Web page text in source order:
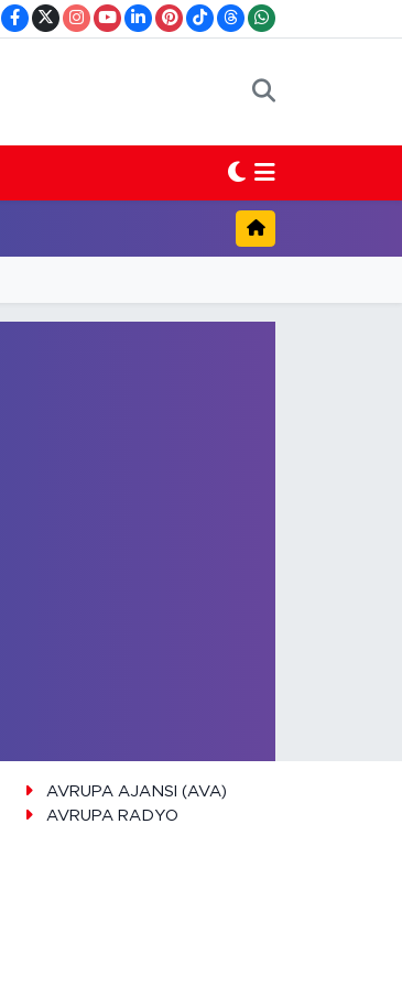
AVRUPA AJANSI (AVA)
AVRUPA RADYO